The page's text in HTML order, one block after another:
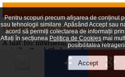
Despre "cazul" Gheboasa
A luat foc internetul, au navalit
opiniile. Cazul Gheboasa, la mare
in Mangalia care avea initial 12 ani si
apoi 18 si ucisa de colega de camera
Pentru scopuri precum afișarea de conținut
sau tehnologii similare. Apăsând Accept sau
acord să permiți colectarea de informații
Aflați în secțiunea Politica de Cookies mai
posibilitatea